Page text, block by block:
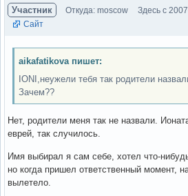
Участник Откуда: moscow Здесь с
Сайт
aikafatikova пишет:
IONI,неужели тебя так родители
Зачем??
Нет, родители меня так не назвали.
еврей, так случилось.
Имя выбирал я сам себе, хотел что-
но когда пришел ответственный момент,
вылетело.